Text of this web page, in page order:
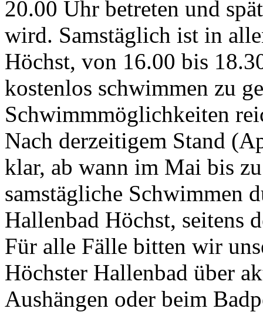
20.00 Uhr betreten und
wird. Samstäglich ist in
Höchst, von 16.00 bis
kostenlos schwimmen zu
Schwimmmöglichkeiten
Nach derzeitigem Stand
klar, ab wann im Mai bis
samstägliche Schwimmen
Hallenbad Höchst, seitens
Für alle Fälle bitten wir
Höchster Hallenbad über
Aushängen oder beim